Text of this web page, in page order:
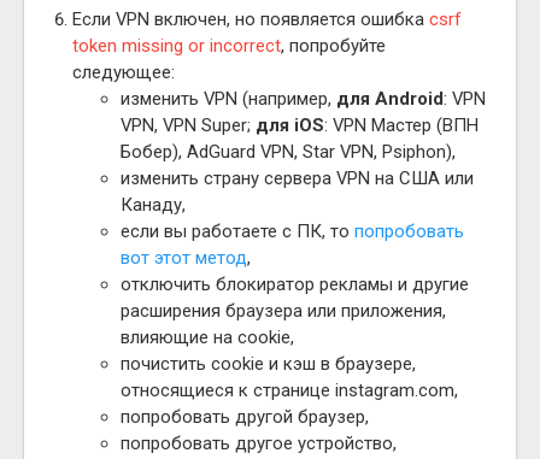
Если VPN включен, но появляется ошибка csrf
token missing or incorrect, попробуйте
следующее:
изменить VPN (например, для Android: VPN
VPN, VPN Super; для iOS: VPN Мастер (ВПН
Бобер), AdGuard VPN, Star VPN, Psiphon),
изменить страну сервера VPN на США или
Канаду,
если вы работаете с ПК, то попробовать
вот этот метод,
отключить блокиратор рекламы и другие
расширения браузера или приложения,
влияющие на cookie,
почистить cookie и кэш в браузере,
относящиеся к странице instagram.com,
попробовать другой браузер,
попробовать другое устройство,